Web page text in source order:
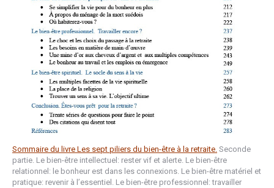
Sommaire du livre Les sept piliers du bien-être à la retraite. Seconde
partie. Le bien-être intellectuel: rester vif et alerte. Le bien-être
relationnel: le bonheur est dans les connexions. Le bien-être matériel et
pratique: revenir à l’essentiel. Le bien-être professionnel: travailler